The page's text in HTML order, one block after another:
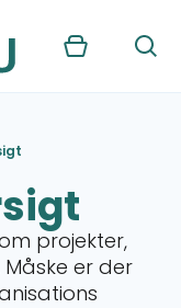
Kurv Søg
projekter,
er der